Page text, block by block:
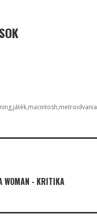
játék macintosh metroidvania
WOMAN - KRITIKA